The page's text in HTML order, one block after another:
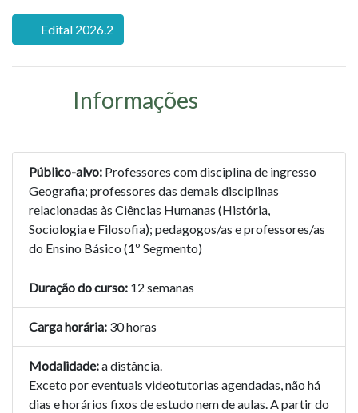
Edital 2026.2
Informações
Público-alvo: Professores com disciplina de ingresso
Geografia; professores das demais disciplinas
relacionadas às Ciências Humanas (História,
Sociologia e Filosofia); pedagogos/as e professores/as
do Ensino Básico (1º Segmento)
Duração do curso: 12 semanas
Carga horária: 30 horas
Modalidade:a distância.
Exceto por eventuais videotutorias agendadas, não há
dias e horários fixos de estudo nem de aulas. A partir do